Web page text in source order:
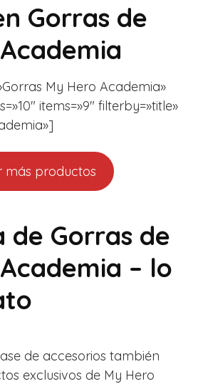
Gorras de
My Hero Academia»
items=»9″ filterby=»title»
más productos
de Gorras de
– lo
de accesorios también
exclusivos de My Hero